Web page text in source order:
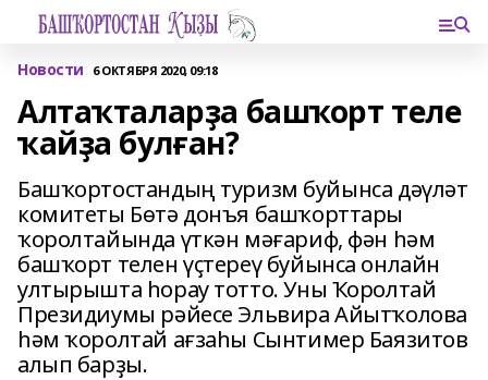
Новости 6 ОКТЯБРЯ 2020, 09:18
Алтаҡталарҙа башҡорт теле
ҡайҙа булған?
Башҡортостандың туризм буйынса дәүләт
комитеты Бөтә донъя башҡорттары
ҡоролтайында үткән мәғариф, фән һәм
башҡорт телен үҫтереү буйынса онлайн
ултырышта һорау тотто. Уны Ҡоролтай
Президиумы рәйесе Эльвира Айытҡолова
һәм ҡоролтай ағзаһы Сынтимер Баязитов
алып барҙы.